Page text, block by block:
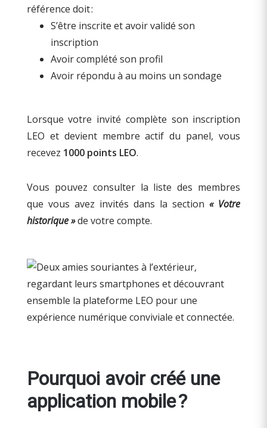
référence doit :
S’être inscrite et avoir validé son
inscription
Avoir complété son profil
Avoir répondu à au moins un sondage
Lorsque votre invité complète son inscription
LEO et devient membre actif du panel, vous
recevez 1000 points LEO.
Vous pouvez consulter la liste des membres
que vous avez invités dans la section« Votre
historique »de votre compte.
Pourquoi avoir créé une
application mobile ?